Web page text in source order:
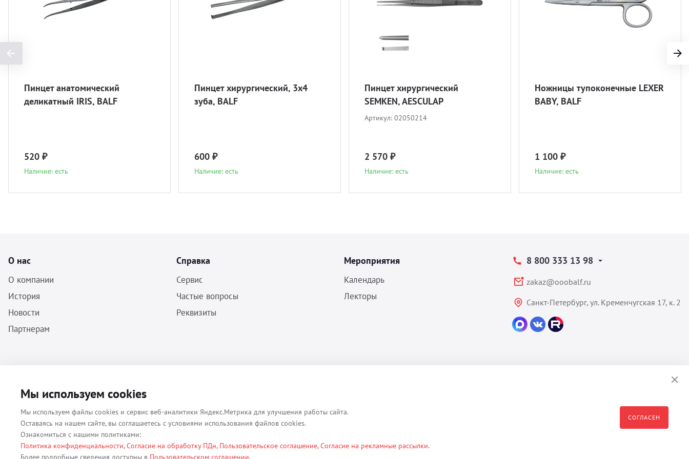
Пинцет анатомический
деликатный IRIS, BALF
520 ₽
Наличие: есть
Пинцет хирургический, 3х4
зуба, BALF
600 ₽
Наличие: есть
Пинцет хирургический
SEMKEN, AESCULAP
Артикул: 02050214
2 570 ₽
Наличие: есть
Ножницы тупоконечные LEXER
BABY, BALF
1 100 ₽
Наличие: есть
О нас
О компании
История
Новости
Партнерам
Справка
Сервис
Частые вопросы
Реквизиты
Мероприятия
Календарь
Лекторы
8 800 333 13 98
zakaz@ooobalf.ru
Санкт-Петербург, ул. Кременчугская 17, к. 2
для ветеринарии © 2026 Все права защищены.
Все материалы, содержащиеся на данном веб-сайте, в том числе - тексты, изображения, каталоги, таблицы, наименования, любая иная информация являются собственностью владельца сайта - ООО "Бальф"
Мы используем cookies
Мы используем файлы cookies и сервис веб-аналитики Яндекс.Метрика для улучшения работы сайта.
Оставаясь на нашем сайте, вы соглашаетесь с условиями использования файлов cookies.
Ознакомиться с нашими политиками:
Политика конфиденциальности,Согласие на обработку ПДн, Пользовательское соглашение,Согласие на рекламные рассылки.
Более подробные сведения доступны в Пользовательском соглашении.
СОГЛАСЕН